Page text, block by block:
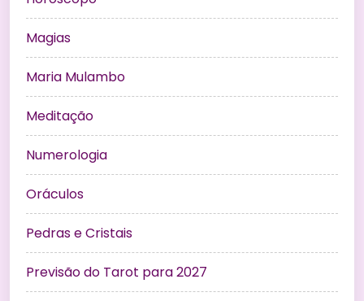
Magias
Maria Mulambo
Meditação
Numerologia
Oráculos
Pedras e Cristais
Previsão do Tarot para 2027